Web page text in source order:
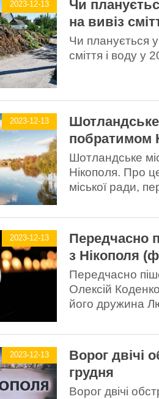
2023-12-13
Чи
на вивіз
Чи планується
сміття і воду у
2023-12-13
Шотландське
побратимом
Шотландське
Нікополя. Про
міської ради,
2023-12-13
Передчасно
з Нікополя
Передчасно
Олексій
його дружина
2023-12-13
Ворог двічі
грудня
Ворог двічі